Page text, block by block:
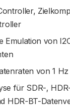
Emulation von
von 1 Hz
für SDR-,
HDR-BT-